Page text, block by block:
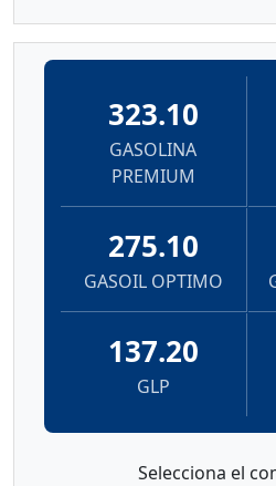
323.10
GASOLINA
PREMIUM
275.10
GASOIL OPTIMO
137.20
GLP
Selecciona el